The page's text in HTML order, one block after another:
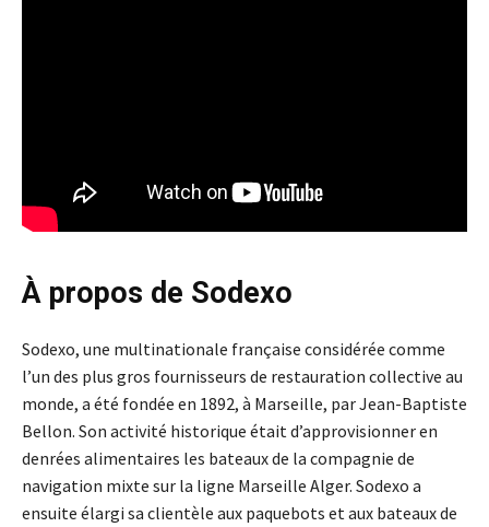
À propos de Sodexo
Sodexo, une multinationale française considérée comme
l’un des plus gros fournisseurs de restauration collective au
monde, a été fondée en 1892, à Marseille, par Jean-Baptiste
Bellon. Son activité historique était d’approvisionner en
denrées alimentaires les bateaux de la compagnie de
navigation mixte sur la ligne Marseille Alger. Sodexo a
ensuite élargi sa clientèle aux paquebots et aux bateaux de